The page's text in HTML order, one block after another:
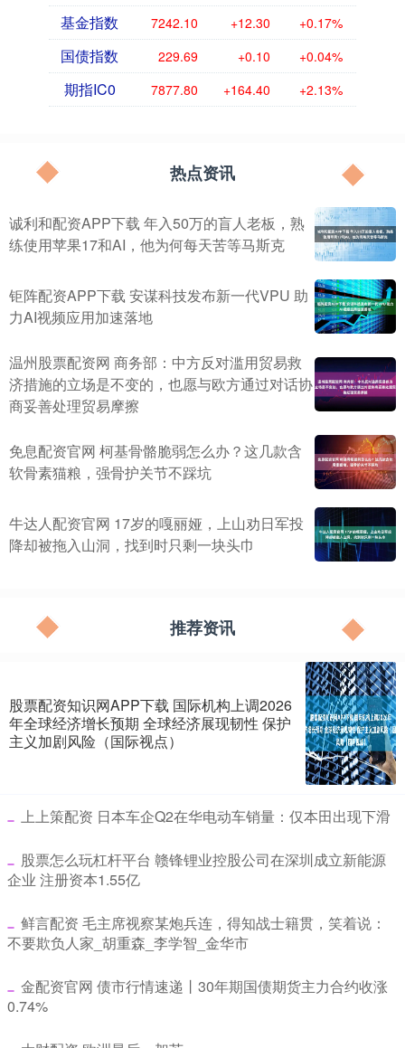
基金指数 7242.10 +12.30 +0.17%
国债指数 229.69 +0.10 +0.04%
期指IC0 7877.80 +164.40 +2.13%
热点资讯
诚利和配资APP下载 年入50万的盲人老板，熟
练使用苹果17和AI，他为何每天苦等马斯克
钜阵配资APP下载 安谋科技发布新一代VPU 助
力AI视频应用加速落地
温州股票配资网 商务部：中方反对滥用贸易救
济措施的立场是不变的，也愿与欧方通过对话协
商妥善处理贸易摩擦
免息配资官网 柯基骨骼脆弱怎么办？这几款含
软骨素猫粮，强骨护关节不踩坑
牛达人配资官网 17岁的嘎丽娅，上山劝日军投
降却被拖入山洞，找到时只剩一块头巾
推荐资讯
股票配资知识网APP下载 国际机构上调2026
年全球经济增长预期 全球经济展现韧性 保护
主义加剧风险（国际视点）
​上上策配资 日本车企Q2在华电动车销量：仅本田出现下滑
​股票怎么玩杠杆平台 赣锋锂业控股公司在深圳成立新能源
企业 注册资本1.55亿
​鲜言配资 毛主席视察某炮兵连，得知战士籍贯，笑着说：
不要欺负人家_胡重森_李学智_金华市
​金配资官网 债市行情速递丨30年期国债期货主力合约收涨
0.74%